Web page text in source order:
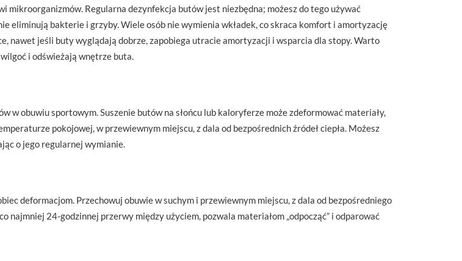
Regularna dezynfekcja butów jest niezbędna; możesz do tego używać
eliminują bakterie i grzyby. Wiele osób nie wymienia wkładek, co skraca komfort i amortyzację
nawet jeśli buty wyglądają dobrze, zapobiega utracie amortyzacji i wsparcia dla stopy. Warto
i odświeżają wnętrze buta.
w obuwiu sportowym. Suszenie butów na słońcu lub kaloryferze może zdeformować materiały,
pokojowej, w przewiewnym miejscu, z dala od bezpośrednich źródeł ciepła. Możesz
o jego regularnej wymianie.
deformacjom. Przechowuj obuwie w suchym i przewiewnym miejscu, z dala od bezpośredniego
najmniej 24-godzinnej przerwy między użyciem, pozwala materiałom „odpocząć” i odparować